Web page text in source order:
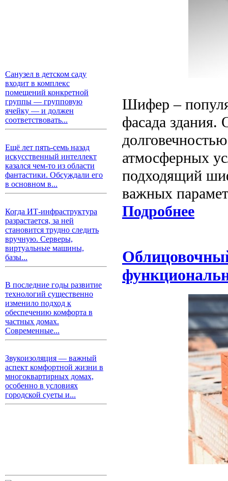
Санузел в детском саду
входит в комплекс
помещений конкретной
группы — групповую
ячейку — и должен
соответствовать...
Ещё лет пять-семь назад
искусственный интеллект
казался чем-то из области
фантастики. Обсуждали его
в основном в...
Когда ИТ-инфраструктура
разрастается, за ней
становится трудно следить
вручную. Серверы,
виртуальные машины,
базы...
В последние годы развитие
технологий существенно
изменило подход к
обеспечению комфорта в
частных домах.
Современные...
Звукоизоляция — важный
аспект комфортной жизни в
многоквартирных домах,
особенно в условиях
городской суеты и...
Шифер –
фасада здания.
атмосферных
подходящий
важных
Подробнее